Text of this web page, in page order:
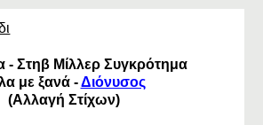
- Στηβ Μίλλερ Συγκρότημα
με ξανά -Διόνυσος
(Αλλαγή Στίχων)